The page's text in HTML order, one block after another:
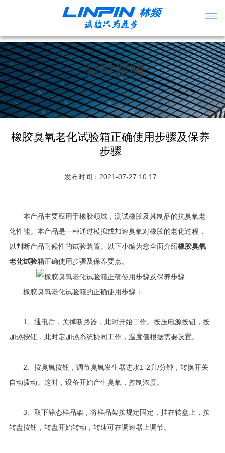
公司新闻
橡胶臭氧老化试验箱正确使用步骤及保养
步骤
发布时间：2021-07-27 10:17
本产品主要应用于橡胶领域，测试橡胶及其制品的抗臭氧老
化性能。本产品是一种通过模拟或加速臭氧对橡胶的老化过程，
以判断产品耐候性的试验装置。以下小编为您全面介绍橡胶臭氧
老化试验箱正确使用步骤及保养要点。
橡胶臭氧老化试验箱的正确使用步骤：
1、通电后，关掉断路器，此时开始工作。按压电源按钮，按
加热按钮，此时定加热系统协同工作，温度值根据需要设置。
2、按臭氧按钮，调节臭氧发生器进水1-2升/分钟，转换开关
自动拨动。这时，设备开始产生臭氧，控制浓度。
3、取下静态样品架，将样品架按规定固定，挂在转盘上，按
转盘按钮，转盘开始转动，转速可在调速器上调节。